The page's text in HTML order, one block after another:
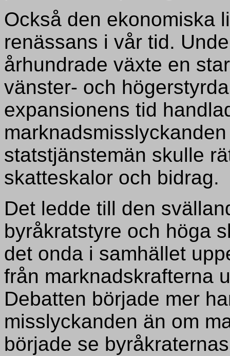
Också den ekonomiska
renässans i vår tid.
århundrade växte en
vänster- och
expansionens tid
statstjänstemän skulle
skatteskalor och bidrag.
Det ledde till den
byråkratstyre och höga
det onda i samhället
från marknadskrafterna
Debatten började mer
misslyckanden än om
började se